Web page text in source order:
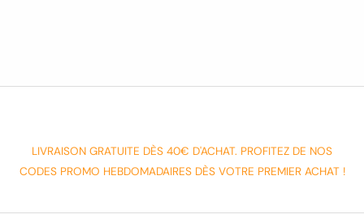
LIVRAISON GRATUITE DÈS 40€ D'ACHAT. PROFITEZ DE NOS
CODES PROMO HEBDOMADAIRES DÈS VOTRE PREMIER ACHAT !